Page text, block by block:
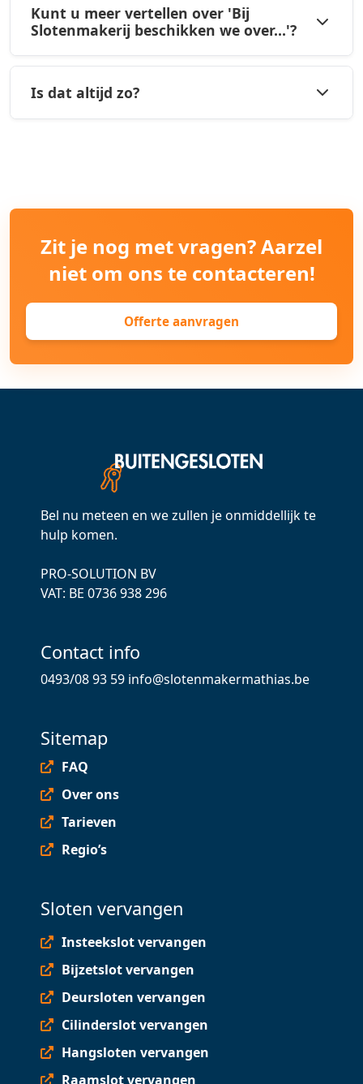
Kunt u meer vertellen over 'Bij
Slotenmakerij beschikken we over...'?
Is dat altijd zo?
Zit je nog met vragen? Aarzel
niet om ons te contacteren!
Offerte aanvragen
Bel nu meteen en we zullen je onmiddellijk te
hulp komen.
PRO-SOLUTION BV
VAT: ВЕ 0736 938 296
Contact info
0493/08 93 59 info@slotenmakermathias.be
Sitemap
FAQ
Over ons
Tarieven
Regio’s
Sloten vervangen
Insteekslot vervangen
Bijzetslot vervangen
Deursloten vervangen
Cilinderslot vervangen
Hangsloten vervangen
Raamslot vervangen